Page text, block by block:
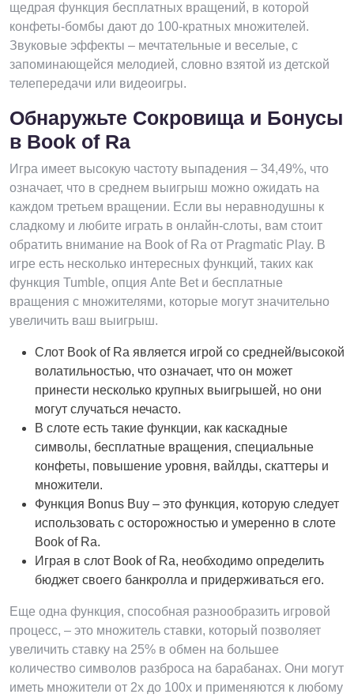
щедрая функция бесплатных вращений, в которой
конфеты-бомбы дают до 100-кратных множителей.
Звуковые эффекты – мечтательные и веселые, с
запоминающейся мелодией, словно взятой из детской
телепередачи или видеоигры.
Обнаружьте Сокровища и Бонусы
в Book of Ra
Игра имеет высокую частоту выпадения – 34,49%, что
означает, что в среднем выигрыш можно ожидать на
каждом третьем вращении. Если вы неравнодушны к
сладкому и любите играть в онлайн-слоты, вам стоит
обратить внимание на Book of Ra от Pragmatic Play. В
игре есть несколько интересных функций, таких как
функция Tumble, опция Ante Bet и бесплатные
вращения с множителями, которые могут значительно
увеличить ваш выигрыш.
Слот Book of Ra является игрой со средней/высокой
волатильностью, что означает, что он может
принести несколько крупных выигрышей, но они
могут случаться нечасто.
В слоте есть такие функции, как каскадные
символы, бесплатные вращения, специальные
конфеты, повышение уровня, вайлды, скаттеры и
множители.
Функция Bonus Buy – это функция, которую следует
использовать с осторожностью и умеренно в слоте
Book of Ra.
Играя в слот Book of Ra, необходимо определить
бюджет своего банкролла и придерживаться его.
Еще одна функция, способная разнообразить игровой
процесс, – это множитель ставки, который позволяет
увеличить ставку на 25% в обмен на большее
количество символов разброса на барабанах. Они могут
иметь множители от 2x до 100x и применяются к любому